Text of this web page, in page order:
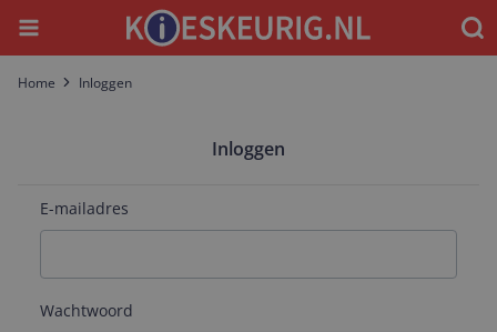
Menu
Home Inloggen
Inloggen
E-mailadres
Wachtwoord